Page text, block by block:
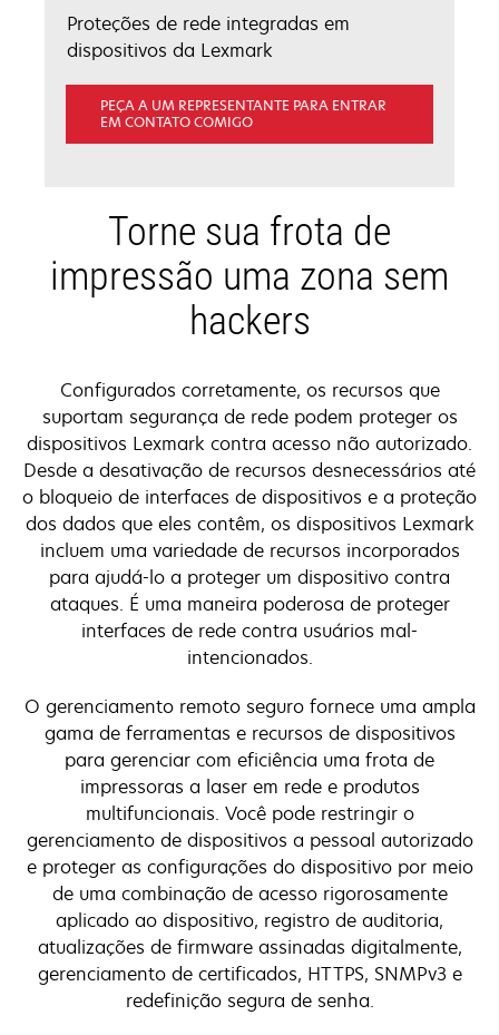
Proteções de rede integradas em
dispositivos da Lexmark
PEÇA A UM REPRESENTANTE PARA ENTRAR
EM CONTATO COMIGO
Torne sua frota de
impressão uma zona sem
hackers
Configurados corretamente, os recursos que
suportam segurança de rede podem proteger os
dispositivos Lexmark contra acesso não autorizado.
Desde a desativação de recursos desnecessários até
o bloqueio de interfaces de dispositivos e a proteção
dos dados que eles contêm, os dispositivos Lexmark
incluem uma variedade de recursos incorporados
para ajudá-lo a proteger um dispositivo contra
ataques. É uma maneira poderosa de proteger
interfaces de rede contra usuários mal-
intencionados.
O gerenciamento remoto seguro fornece uma ampla
gama de ferramentas e recursos de dispositivos
para gerenciar com eficiência uma frota de
impressoras a laser em rede e produtos
multifuncionais. Você pode restringir o
gerenciamento de dispositivos a pessoal autorizado
e proteger as configurações do dispositivo por meio
de uma combinação de acesso rigorosamente
aplicado ao dispositivo, registro de auditoria,
atualizações de firmware assinadas digitalmente,
gerenciamento de certificados, HTTPS, SNMPv3 e
redefinição segura de senha.